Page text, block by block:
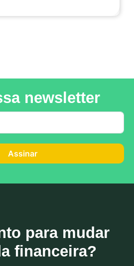
newsletter
Assinar
para mudar
financeira?